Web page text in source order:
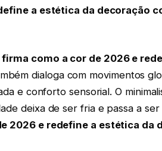
a estética da decoração
firma como a cor de 2026 e
dialoga com movimentos
e conforto sensorial. O
deixa de ser fria e passa a
2026 e redefine a estética da